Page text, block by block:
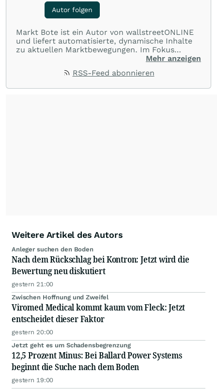
Autor folgen
Markt Bote ist ein Autor von wallstreetONLINE
und liefert automatisierte, dynamische Inhalte
zu aktuellen Marktbewegungen. Im Fokus
stehen Tops und Flops, Branchentrends und
Rohstoffe oder Krypto – die Beiträge sind kurz,
Mehr anzeigen
RSS-Feed abonnieren
Weitere Artikel des Autors
Anleger suchen den Boden
Nach dem Rückschlag bei Kontron: Jetzt wird die
Bewertung neu diskutiert
gestern 21:00
Zwischen Hoffnung und Zweifel
Viromed Medical kommt kaum vom Fleck: Jetzt
entscheidet dieser Faktor
gestern 20:00
Jetzt geht es um Schadensbegrenzung
12,5 Prozent Minus: Bei Ballard Power Systems
beginnt die Suche nach dem Boden
gestern 19:00